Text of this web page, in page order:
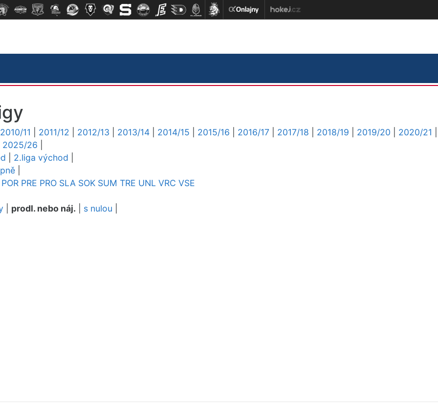
2010/11 2011/12 2012/13 2013/14 2014/15 2015/16 2016/17 2017/18 2018/19 2019/20 2020/21
2025/26
2.liga východ
POR PRE PRO SLA SOK SUM TRE UNL VRC VSE
prodl. nebo náj. s nulou